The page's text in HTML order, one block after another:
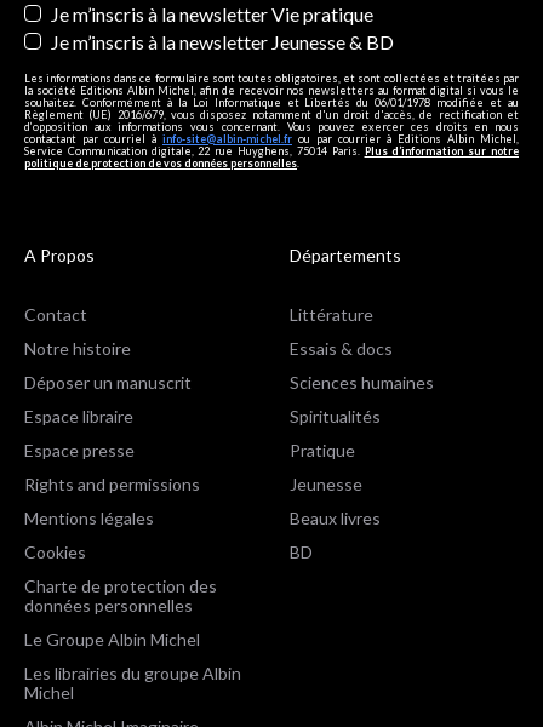
Je m’inscris à la newsletter Vie pratique
Je m’inscris à la newsletter Jeunesse & BD
Les informations dans ce formulaire sont toutes obligatoires, et sont collectées et traitées par
la société Editions Albin Michel, afin de recevoir nos newsletters au format digital si vous le
souhaitez. Conformément à la Loi Informatique et Libertés du 06/01/1978 modifiée et au
Règlement (UE) 2016/679, vous disposez notamment d'un droit d'accès, de rectification et
d’opposition aux informations vous concernant. Vous pouvez exercer ces droits en nous
contactant par courriel à info-site@albin-michel.fr ou par courrier à Editions Albin Michel,
Service Communication digitale, 22 rue Huyghens, 75014 Paris. Plus d’information sur notre
politique de protection de vos données personnelles
A Propos
Contact
Notre histoire
Déposer un manuscrit
Espace libraire
Espace presse
Rights and permissions
Mentions légales
Cookies
Charte de protection des
données personnelles
Le Groupe Albin Michel
Les librairies du groupe Albin
Michel
Départements
Littérature
Essais & docs
Sciences humaines
Spiritualités
Pratique
Jeunesse
Beaux livres
BD